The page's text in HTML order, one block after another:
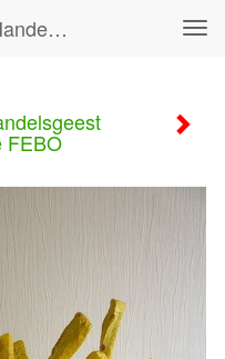
Ton Revers - Amsterdam = Handelsgeest ...oftewel De FEBO
FEBO